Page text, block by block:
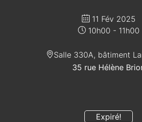
11 Fév 2025
Expiré!
10h00 - 11h00
Salle 330A, bâtiment
35 rue Hélène